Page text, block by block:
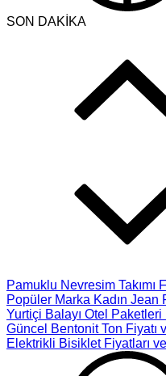
SON DAKİKA
Pamuklu Nevresim Takımı
Popüler Marka Kadın Jean
Yurtiçi Balayı Otel Paketleri
Güncel Bentonit Ton Fiyatı
Elektrikli Bisiklet Fiyatları